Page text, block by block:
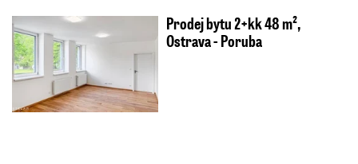
Prodej bytu 2+kk 48 m²,
Ostrava - Poruba